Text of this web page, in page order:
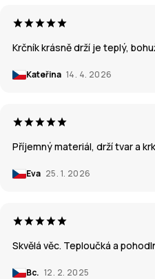
Krčník krásně drží je teplý,
Kateřina 14. 4. 2026
Příjemný materiál, drží tvar a
Eva 25. 1. 2026
Skvělá věc. Teploučká a
Bc. 12. 2. 2025